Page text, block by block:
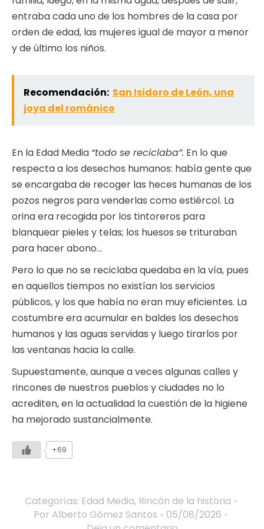
entraba cada uno de los hombres de la casa por
orden de edad, las mujeres igual de mayor a menor
y de último los niños.
Recomendación: San Isidoro de León, una
joya del románico
En la Edad Media “todo se reciclaba”. En lo que
respecta a los desechos humanos: había gente que
se encargaba de recoger las heces humanas de los
pozos negros para venderlas como estiércol. La
orina era recogida por los tintoreros para
blanquear pieles y telas; los huesos se trituraban
para hacer abono…
Pero lo que no se reciclaba quedaba en la vía, pues
en aquellos tiempos no existían los servicios
públicos, y los que había no eran muy eficientes. La
costumbre era acumular en baldes los desechos
humanos y las aguas servidas y luego tirarlos por
las ventanas hacia la calle.
Supuestamente, aunque a veces algunas calles y
rincones de nuestros pueblos y ciudades no lo
acrediten, en la actualidad la cuestión de la higiene
ha mejorado sustancialmente.
+69
Categorías: Edad Media, Rincón de la historia
Por Alberto Gómez Santos
05/08/2026